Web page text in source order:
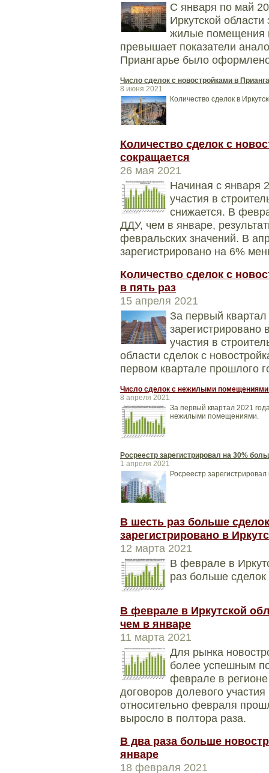
С января по май
Иркутской
жилые помещения
превышает показатели
Приангарье было
Число сделок с новостройками в
8 июня 2021
Количество сделок в
Количество сделок с
сокращается
26 мая 2021
Начиная с января
участия в
снижается. В
ДДУ, чем в январе,
февральских значений. В
зарегистрировано на 6%
Количество сделок с
в пять раз
15 апреля 2021
За первый
зарегистрировано
участия в
области сделок с
первом квартале прошлого
Число сделок с нежилыми помещениями
8 апреля 2021
За первый квартал 2021
нежилыми помещениями.
Росреестр зарегистрировал на 30%
1 апреля 2021
Росреестр
В шесть раз больше
зарегистрировано в
12 марта 2021
В феврале в
раз больше
В феврале в Иркутской
чем в январе
11 марта 2021
Для рынка
более успешным
феврале в
договоров долевого
относительно февраля
выросло в полтора раза.
В два раза больше
январе
18 февраля 2021